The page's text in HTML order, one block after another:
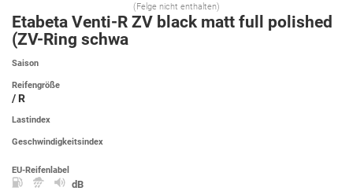
(Felge nicht enthalten)
Etabeta Venti-R ZV black matt full polished
(ZV-Ring schwa
Saison
Reifengröße
/ R
Lastindex
Geschwindigkeitsindex
EU-Reifenlabel
dB